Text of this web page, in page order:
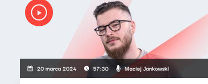
20 marca 2024 57:30 Maciej Jankowski